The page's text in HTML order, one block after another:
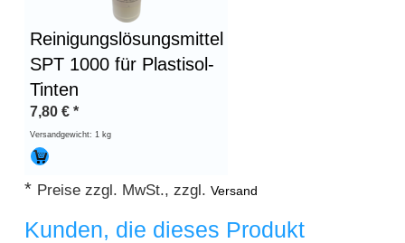
Reinigungslösungsmittel
SPT 1000 für Plastisol-
Tinten
7,80 € *
Versandgewicht: 1 kg
* Preise zzgl. MwSt., zzgl.Versand
Kunden, die dieses Produkt